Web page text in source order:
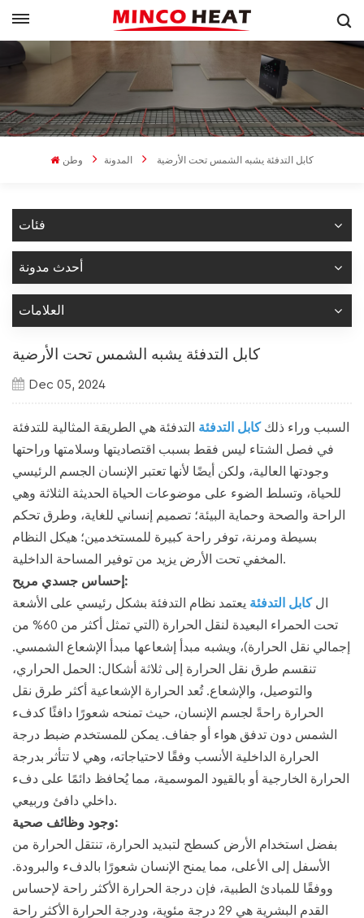
وطن المدونة كابل التدفئة يشبه الشمس تحت الأرضية
فئات
أحدث مدونة
العلامات
كابل التدفئة يشبه الشمس تحت الأرضية
Dec 05, 2024
السبب وراء ذلك كابل التدفئة التدفئة هي الطريقة المثالية للتدفئة
في فصل الشتاء ليس فقط بسبب اقتصاديتها وسلامتها وراحتها
وجودتها العالية، ولكن أيضًا لأنها تعتبر الإنسان الجسم الرئيسي
للحياة، وتسلط الضوء على موضوعات الحياة الحديثة الثلاثة وهي
الراحة والصحة وحماية البيئة؛ تصميم إنساني للغاية، وطرق تحكم
بسيطة ومرنة، توفر راحة كبيرة للمستخدمين؛ هيكل النظام
المخفي تحت الأرض يزيد من توفير المساحة الداخلية.
إحساس جسدي مريح:
ال كابل التدفئة يعتمد نظام التدفئة بشكل رئيسي على الأشعة
تحت الحمراء البعيدة لنقل الحرارة (التي تمثل أكثر من 60% من
إجمالي نقل الحرارة)، ويشبه مبدأ إشعاعها مبدأ الإشعاع الشمسي.
تنقسم طرق نقل الحرارة إلى ثلاثة أشكال: الحمل الحراري،
والتوصيل، والإشعاع. تُعد الحرارة الإشعاعية أكثر طرق نقل
الحرارة راحةً لجسم الإنسان، حيث تمنحه شعورًا دافئًا كدفء
الشمس دون تدفق هواء أو جفاف. يمكن للمستخدم ضبط درجة
الحرارة الداخلية الأنسب وفقًا لاحتياجاته، وهي لا تتأثر بدرجة
الحرارة الخارجية أو بالقيود الموسمية، مما يُحافظ دائمًا على دفء
داخلي دافئ وربيعي.
وجود وظائف صحية:
بفضل استخدام الأرض كسطح لتبديد الحرارة، تنتقل الحرارة من
الأسفل إلى الأعلى، مما يمنح الإنسان شعورًا بالدفء والبرودة.
ووفقًا للمبادئ الطبية، فإن درجة الحرارة الأكثر راحة لإحساس
القدم البشرية هي 29 درجة مئوية، ودرجة الحرارة الأكثر راحة